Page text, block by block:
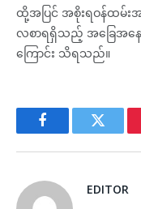
ထို့အပြင် အစိုးရဝန်ထမ်း
လစာရရှိသည့် အခြေအနေခ
ကြောင်း သိရသည်။
FacebookTwitter
EDITOR